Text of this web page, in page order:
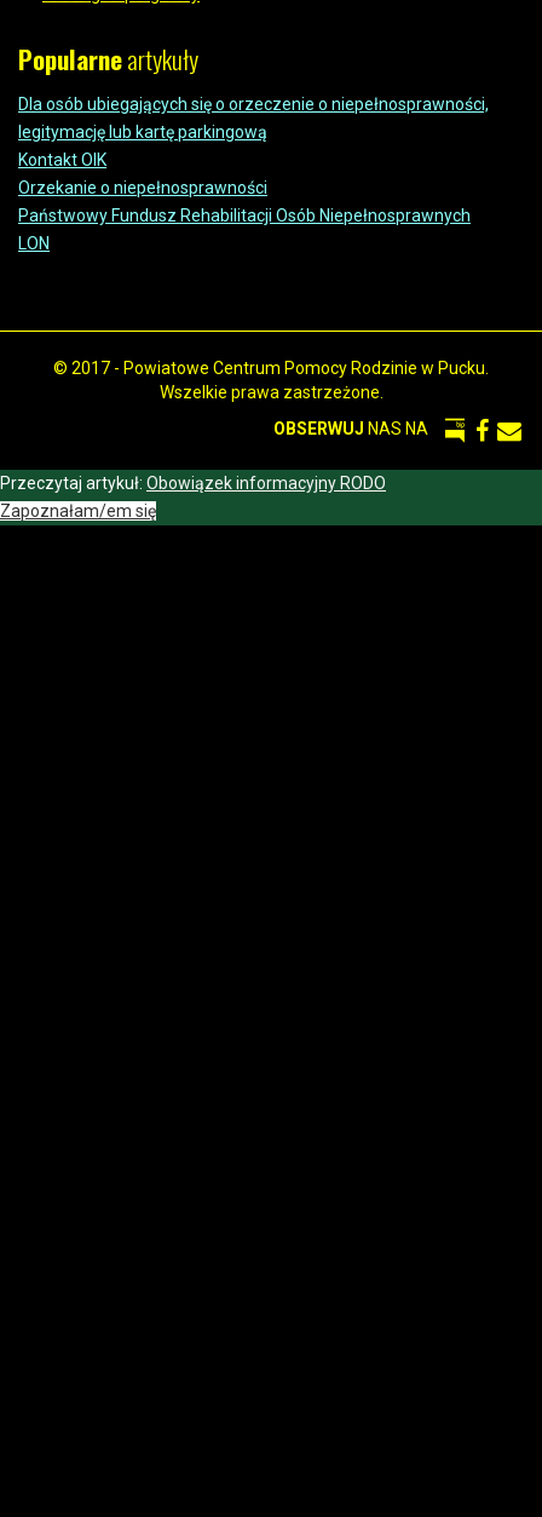
Popularneartykuły
Dla osób ubiegających się o orzeczenie o niepełnosprawności,
legitymację lub kartę parkingową
Kontakt OIK
Orzekanie o niepełnosprawności
Państwowy Fundusz Rehabilitacji Osób Niepełnosprawnych
LON
© 2017 - Powiatowe Centrum Pomocy Rodzinie w Pucku.
Wszelkie prawa zastrzeżone.
OBSERWUJ NAS NA
Przeczytaj artykuł: Obowiązek informacyjny RODO
Zapoznałam/em się